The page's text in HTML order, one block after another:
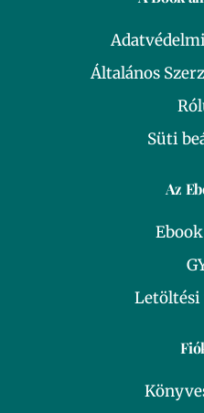
Általános
Süti
Az